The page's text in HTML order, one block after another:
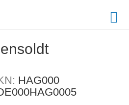
HAG000